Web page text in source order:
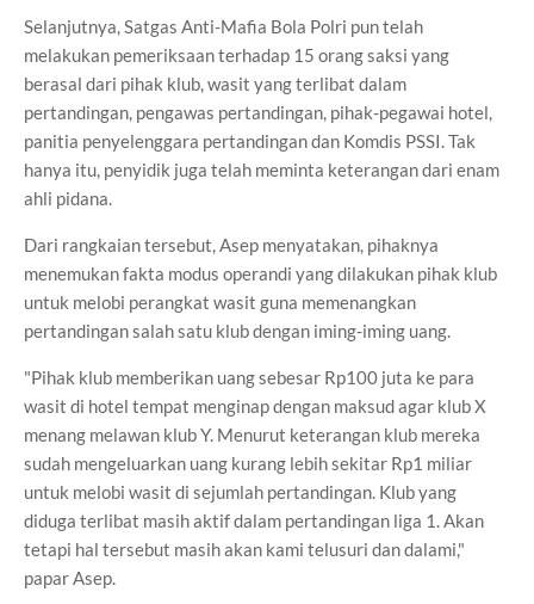
Selanjutnya, Satgas Anti-Mafia Bola Polri pun telah
melakukan pemeriksaan terhadap 15 orang saksi yang
berasal dari pihak klub, wasit yang terlibat dalam
pertandingan, pengawas pertandingan, pihak-pegawai hotel,
panitia penyelenggara pertandingan dan Komdis PSSI. Tak
hanya itu, penyidik juga telah meminta keterangan dari enam
ahli pidana.
Dari rangkaian tersebut, Asep menyatakan, pihaknya
menemukan fakta modus operandi yang dilakukan pihak klub
untuk melobi perangkat wasit guna memenangkan
pertandingan salah satu klub dengan iming-iming uang.
"Pihak klub memberikan uang sebesar Rp100 juta ke para
wasit di hotel tempat menginap dengan maksud agar klub X
menang melawan klub Y. Menurut keterangan klub mereka
sudah mengeluarkan uang kurang lebih sekitar Rp1 miliar
untuk melobi wasit di sejumlah pertandingan. Klub yang
diduga terlibat masih aktif dalam pertandingan liga 1. Akan
tetapi hal tersebut masih akan kami telusuri dan dalami,"
papar Asep.